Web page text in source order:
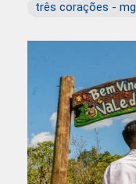
três corações - mg